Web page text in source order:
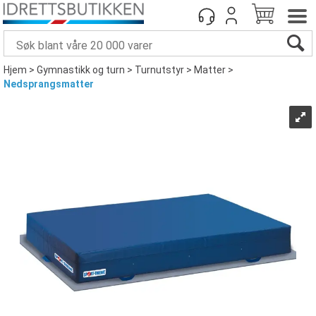
Hjem>Gymnastikk og turn>Turnutstyr>Matter>
Nedsprangsmatter